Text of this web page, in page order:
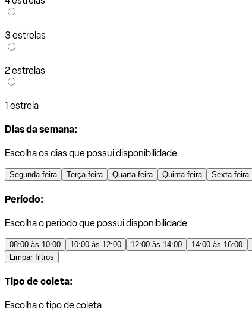
3 estrelas
2 estrelas
1 estrela
Dias da semana:
Escolha os dias que possui disponibilidade
Segunda-feira Terça-feira Quarta-feira Quinta-feira Sexta-feira
Período:
Escolha o período que possui disponibilidade
08:00 às 10:00 10:00 às 12:00 12:00 às 14:00 14:00 às 16:00
Limpar filtros
Tipo de coleta:
Escolha o tipo de coleta